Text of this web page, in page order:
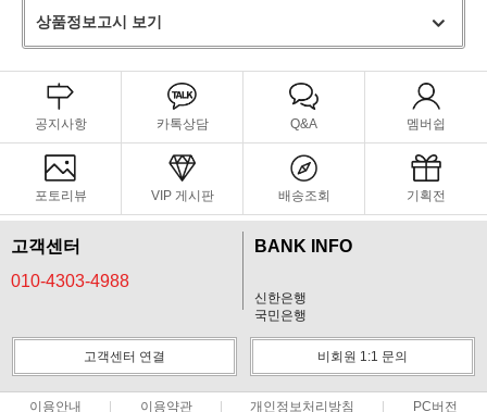
상품정보고시 보기
공지사항 카톡상담 Q&A 멤버쉽
포토리뷰 VIP 게시판 배송조회 기획전
고객센터
010-4303-4988
BANK INFO
신한은행
국민은행
고객센터 연결 비회원 1:1 문의
이용안내 이용약관 개인정보처리방침 PC버전